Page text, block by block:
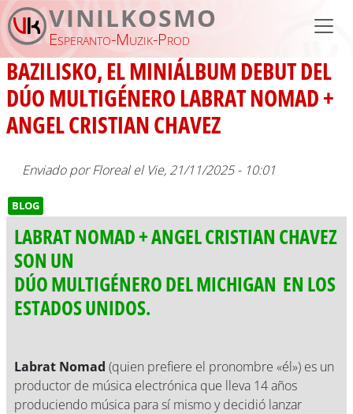
Pasar al contenido principal
VINILKOSMO
Esperanto-Muzik-Prod
BAZILISKO, EL MINIÁLBUM DEBUT DEL
DÚO MULTIGÉNERO LABRAT NOMAD +
ANGEL CRISTIAN CHAVEZ
Enviado porFlorealel Vie, 21/11/2025 - 10:01
BLOG
LABRAT NOMAD + ANGEL CRISTIAN CHAVEZ
SON UN
DÚO MULTIGÉNERO DEL MICHIGAN EN LOS
ESTADOS UNIDOS.
Labrat Nomad (quien prefiere el pronombre «él») es un
productor de música electrónica que lleva 14 años
produciendo música para sí mismo y decidió lanzar